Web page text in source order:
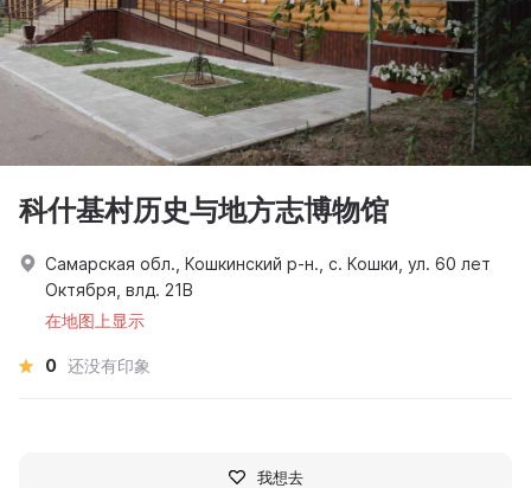
科什基村历史与地方志博物馆
Самарская обл., Кошкинский р-н., с. Кошки, ул. 60 лет
Октября, влд. 21В
在地图上显示
0 还没有印象
我想去